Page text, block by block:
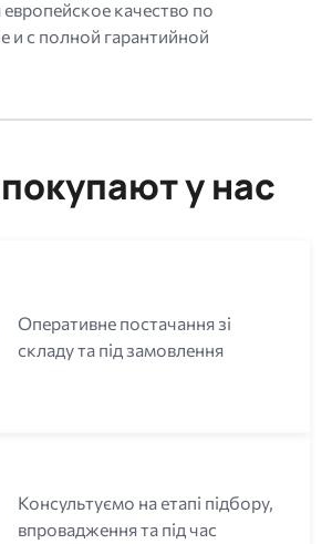
качество по
и с полной гарантийной
у нас
Оперативне постачання зі
складу та під замовлення
Консультуємо на етапі підбору,
впровадження та під час